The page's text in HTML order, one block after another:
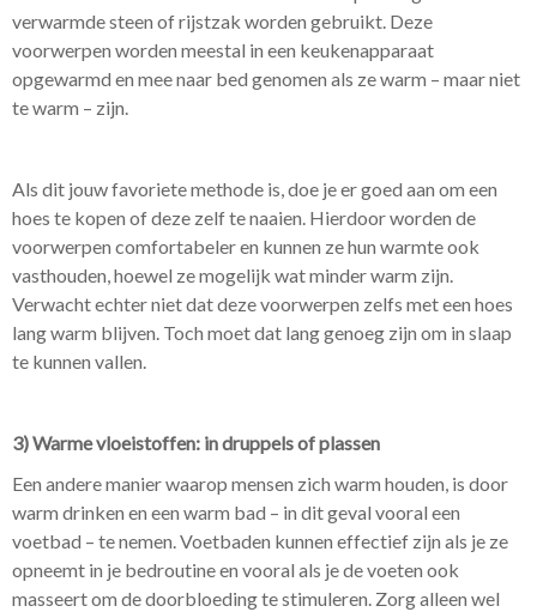
verwarmde steen of rijstzak worden gebruikt. Deze
voorwerpen worden meestal in een keukenapparaat
opgewarmd en mee naar bed genomen als ze warm – maar niet
te warm – zijn.
Als dit jouw favoriete methode is, doe je er goed aan om een
hoes te kopen of deze zelf te naaien. Hierdoor worden de
voorwerpen comfortabeler en kunnen ze hun warmte ook
vasthouden, hoewel ze mogelijk wat minder warm zijn.
Verwacht echter niet dat deze voorwerpen zelfs met een hoes
lang warm blijven. Toch moet dat lang genoeg zijn om in slaap
te kunnen vallen.
3) Warme vloeistoffen: in druppels of plassen
Een andere manier waarop mensen zich warm houden, is door
warm drinken en een warm bad – in dit geval vooral een
voetbad – te nemen. Voetbaden kunnen effectief zijn als je ze
opneemt in je bedroutine en vooral als je de voeten ook
masseert om de doorbloeding te stimuleren. Zorg alleen wel